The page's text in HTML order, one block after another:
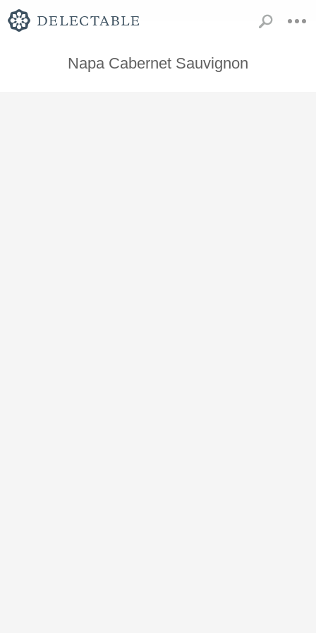
Napa Cabernet Sauvignon